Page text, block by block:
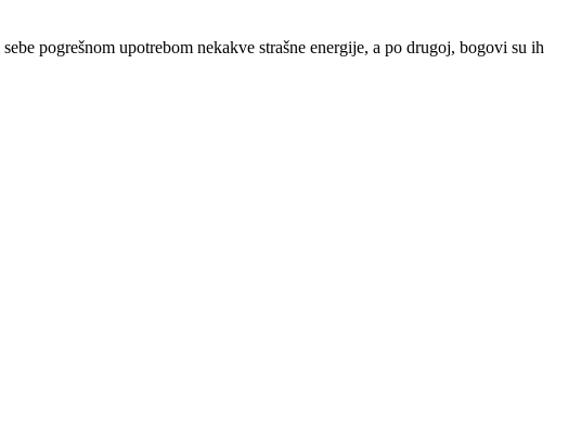
pogrešnom upotrebom nekakve strašne energije, a po drugoj, bogovi su ih